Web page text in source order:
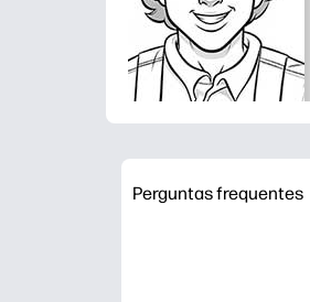
Perguntas frequentes